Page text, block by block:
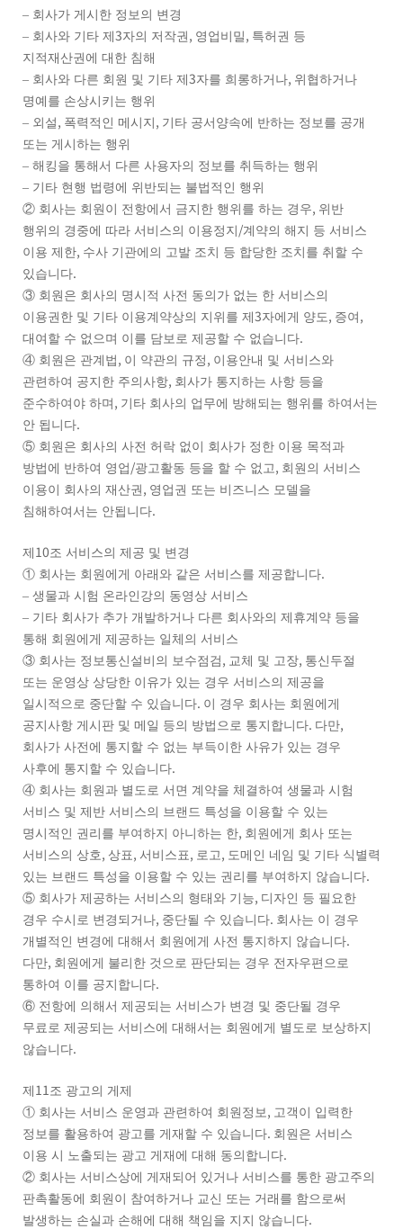
– 회사가 게시한 정보의 변경
– 회사와 기타 제 3자의 저작권 , 영업비밀 , 특허권 등
지적재산권에 대한 침해
– 회사와 다른 회원 및 기타 제 3자를 희롱하거나, 위협하거나
명예를 손상시키는 행위
– 외설 , 폭력적인 메시지 , 기타 공서양속에 반하는 정보를 공개
또는 게시하는 행위
– 해킹을 통해서 다른 사용자의 정보를 취득하는 행위
– 기타 현행 법령에 위반되는 불법적인 행위
② 회사는 회원이 전항에서 금지한 행위를 하는 경우, 위반
행위의 경중에 따라 서비스의 이용정지 /계약의 해지 등 서비스
이용 제한, 수사 기관에의 고발 조치 등 합당한 조치를 취할 수
있습니다.
③ 회원은 회사의 명시적 사전 동의가 없는 한 서비스의
이용권한 및 기타 이용계약상의 지위를 제 3자에게 양도 , 증여 ,
대여할 수 없으며 이를 담보로 제공할 수 없습니다.
④ 회원은 관계법 , 이 약관의 규정 , 이용안내 및 서비스와
관련하여 공지한 주의사항, 회사가 통지하는 사항 등을
준수하여야 하며 , 기타 회사의 업무에 방해되는 행위를 하여서는
안 됩니다.
⑤ 회원은 회사의 사전 허락 없이 회사가 정한 이용 목적과
방법에 반하여 영업 /광고활동 등을 할 수 없고 , 회원의 서비스
이용이 회사의 재산권 , 영업권 또는 비즈니스 모델을
침해하여서는 안됩니다.
제 10조 서비스의 제공 및 변경
① 회사는 회원에게 아래와 같은 서비스를 제공합니다.
– 생물과 시험 온라인강의 동영상 서비스
– 기타 회사가 추가 개발하거나 다른 회사와의 제휴계약 등을
통해 회원에게 제공하는 일체의 서비스
③ 회사는 정보통신설비의 보수점검 , 교체 및 고장, 통신두절
또는 운영상 상당한 이유가 있는 경우 서비스의 제공을
일시적으로 중단할 수 있습니다. 이 경우 회사는 회원에게
공지사항 게시판 및 메일 등의 방법으로 통지합니다. 다만,
회사가 사전에 통지할 수 없는 부득이한 사유가 있는 경우
사후에 통지할 수 있습니다.
④ 회사는 회원과 별도로 서면 계약을 체결하여 생물과 시험
서비스 및 제반 서비스의 브랜드 특성을 이용할 수 있는
명시적인 권리를 부여하지 아니하는 한, 회원에게 회사 또는
서비스의 상호, 상표 , 서비스표 , 로고 , 도메인 네임 및 기타 식별력
있는 브랜드 특성을 이용할 수 있는 권리를 부여하지 않습니다.
⑤ 회사가 제공하는 서비스의 형태와 기능, 디자인 등 필요한
경우 수시로 변경되거나, 중단될 수 있습니다. 회사는 이 경우
개별적인 변경에 대해서 회원에게 사전 통지하지 않습니다.
다만, 회원에게 불리한 것으로 판단되는 경우 전자우편으로
통하여 이를 공지합니다.
⑥ 전항에 의해서 제공되는 서비스가 변경 및 중단될 경우
무료로 제공되는 서비스에 대해서는 회원에게 별도로 보상하지
않습니다.
제 11 조 광고의 게제
① 회사는 서비스 운영과 관련하여 회원정보 , 고객이 입력한
정보를 활용하여 광고를 게재할 수 있습니다. 회원은 서비스
이용 시 노출되는 광고 게재에 대해 동의합니다.
② 회사는 서비스상에 게재되어 있거나 서비스를 통한 광고주의
판촉활동에 회원이 참여하거나 교신 또는 거래를 함으로써
발생하는 손실과 손해에 대해 책임을 지지 않습니다.